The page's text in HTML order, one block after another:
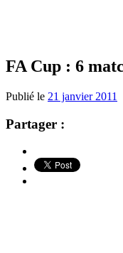
FA Cup : 6
Publié le 21 janvier 2011
Partager :